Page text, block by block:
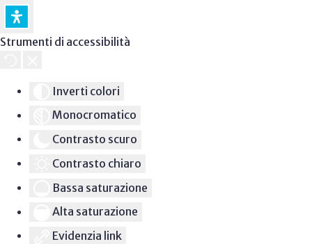
Strumenti di accessibilità
Inverti colori
Monocromatico
Contrasto scuro
Contrasto chiaro
Bassa saturazione
Alta saturazione
Evidenzia link